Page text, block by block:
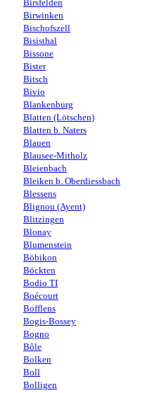
Birsfelden
Birwinken
Bischofszell
Bisisthal
Bissone
Bister
Bitsch
Bivio
Blankenburg
Blatten (Lötschen)
Blatten b. Naters
Blauen
Blausee-Mitholz
Bleienbach
Bleiken b. Oberdiessbach
Blessens
Blignou (Ayent)
Blitzingen
Blonay
Blumenstein
Böbikon
Böckten
Bodio TI
Boécourt
Bofflens
Bogis-Bossey
Bogno
Bôle
Bolken
Boll
Bolligen